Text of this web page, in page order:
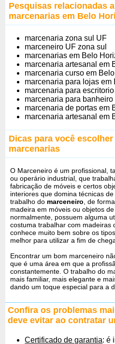
Pesquisas relacionadas
marcenarias em Belo
marcenaria zona sul UF
marceneiro UF zona sul
marcenarias em Belo
marcenaria artesanal em
marcenaria curso em
marcenaria para lojas em
marcenaria para
marcenaria para
marcenaria de portas em
marcenaria artesanal em
Dicas para você
marcenarias
O Marceneiro é um profissional,
ou operário industrial, que
fabricação de móveis e certos
interiores que domina técnicas
trabalho do marceneiro , de
madeira em móveis ou objetos
normalmente, possuem alguma
costuma trabalhar com madeiras
conhece muito bem sobre os
melhor para utilizar a fim de
Encontrar um bom marceneiro
que é uma área em que a
constantemente. O trabalho do
mais familiar, mais elegante e
dando um toque especial para a
Confira os problemas
deve evitar ao contratar
Certificado de garantia: é